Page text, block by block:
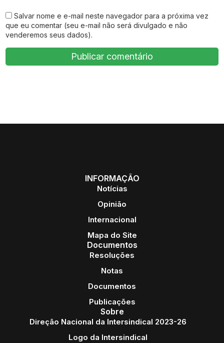
Salvar nome e e-mail neste navegador para a próxima vez
que eu comentar (seu e-mail não será divulgado e não
venderemos seus dados).
INFORMAÇÃO
Notícias
Opinião
Internacional
Mapa do Site
Documentos
Resoluções
Notas
Documentos
Publicações
Sobre
Direção Nacional da Intersindical 2023-26
Logo da Intersindical